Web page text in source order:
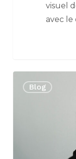
visuel
avec le
CHÉRIE »
Blog